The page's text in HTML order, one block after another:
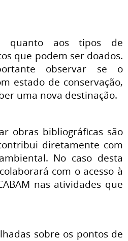
quanto aos tipos de
que podem ser doados.
observar se o
estado de conservação,
uma nova destinação.
obras bibliográficas são
diretamente com
No caso desta
com o acesso à
nas atividades que
sobre os pontos de